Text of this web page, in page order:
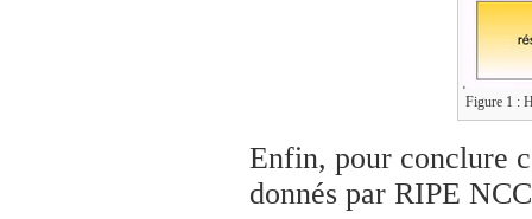
Figure 1 :
Enfin, pour conclure
donnés par RIPE